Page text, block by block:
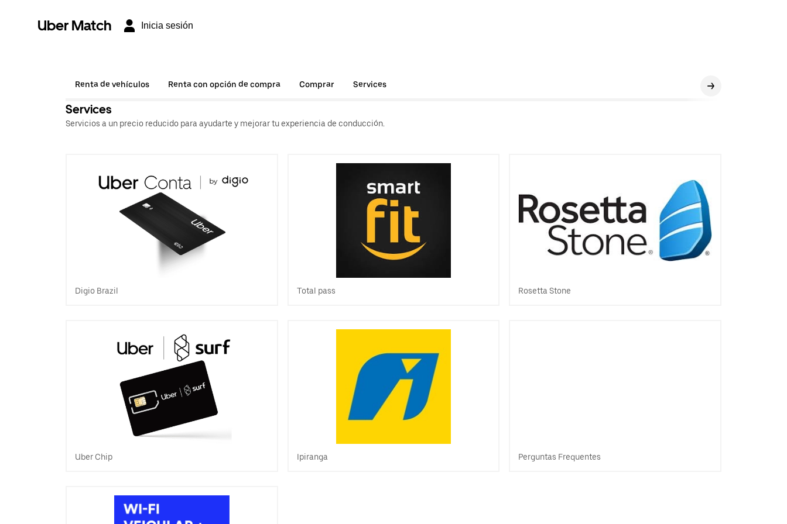
Uber Match Inicia sesión
Renta de vehículos Renta con opción de compra Comprar Services
Services
Servicios a un precio reducido para ayudarte y mejorar tu experiencia de conducción.
Digio Brazil Total pass Rosetta Stone
Uber Chip Ipiranga Perguntas Frequentes